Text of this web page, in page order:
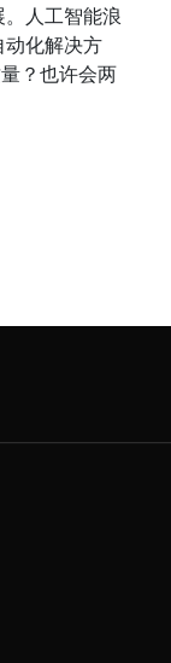
人工智能浪
化解决方
？也许会两